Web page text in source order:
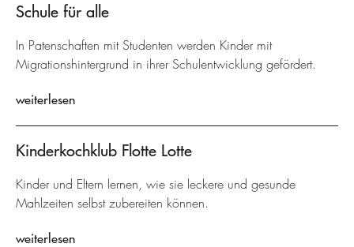
Schule für alle
In Patenschaften mit Studenten werden Kinder mit
Migrationshintergrund in ihrer Schulentwicklung gefördert.
weiterlesen
Kinderkochklub Flotte Lotte
Kinder und Eltern lernen, wie sie leckere und gesunde
Mahlzeiten selbst zubereiten können.
weiterlesen